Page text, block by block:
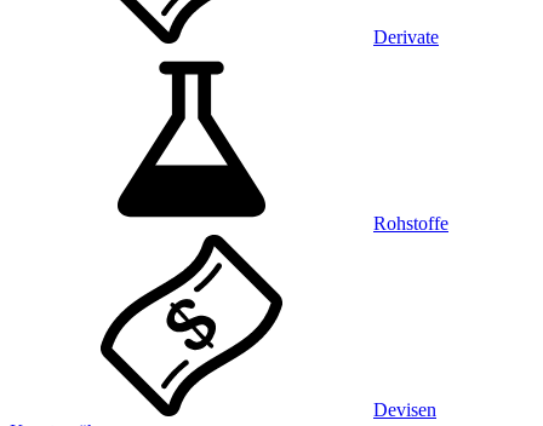
Derivate
Rohstoffe
Devisen